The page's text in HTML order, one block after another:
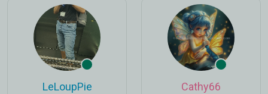
LeLoupPie Cathy66